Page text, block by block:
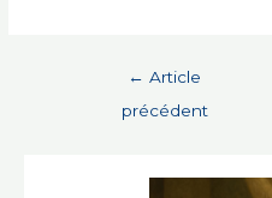
← Article
précédent